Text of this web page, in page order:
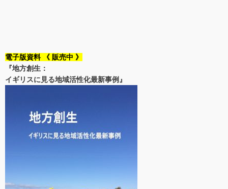
電子版資料 《 販売中 》
『地方創生：
イギリスに見る地域活性化最新事例』